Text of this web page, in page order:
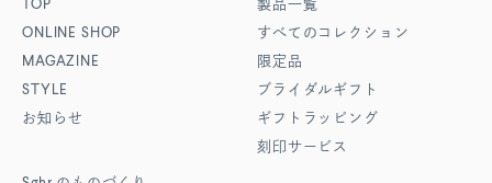
TOP
ONLINE SHOP
MAGAZINE
STYLE
お知らせ
製品一覧
すべてのコレクション
限定品
ブライダルギフト
ギフトラッピング
刻印サービス